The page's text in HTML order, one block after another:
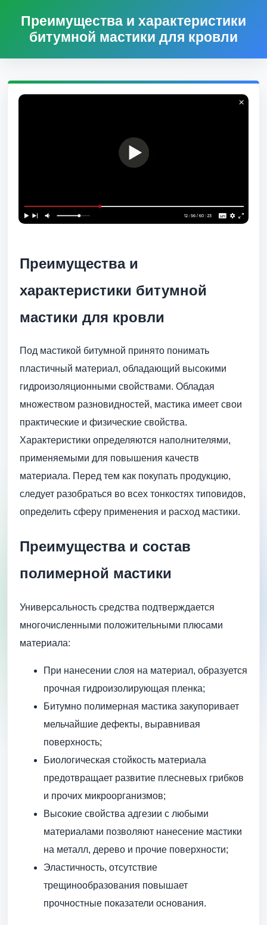
Преимущества и характеристики
битумной мастики для кровли
Преимущества и
характеристики битумной
мастики для кровли
Под мастикой битумной принято понимать
пластичный материал, обладающий высокими
гидроизоляционными свойствами. Обладая
множеством разновидностей, мастика имеет свои
практические и физические свойства.
Характеристики определяются наполнителями,
применяемыми для повышения качеств
материала. Перед тем как покупать продукцию,
следует разобраться во всех тонкостях типовидов,
определить сферу применения и расход мастики.
Преимущества и состав
полимерной мастики
Универсальность средства подтверждается
многочисленными положительными плюсами
материала:
При нанесении слоя на материал, образуется
прочная гидроизолирующая пленка;
Битумно полимерная мастика закупоривает
мельчайшие дефекты, выравнивая
поверхность;
Биологическая стойкость материала
предотвращает развитие плесневых грибков
и прочих микроорганизмов;
Высокие свойства адгезии с любыми
материалами позволяют нанесение мастики
на металл, дерево и прочие поверхности;
Эластичность, отсутствие
трещинообразования повышает
прочностные показатели основания.